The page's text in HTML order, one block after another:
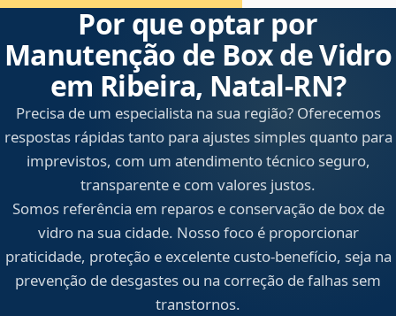
Por que optar por
Manutenção de Box de Vidro
em Ribeira, Natal‑RN?
Precisa de um especialista na sua região? Oferecemos
respostas rápidas tanto para ajustes simples quanto para
imprevistos, com um atendimento técnico seguro,
transparente e com valores justos.
Somos referência em reparos e conservação de box de
vidro na sua cidade. Nosso foco é proporcionar
praticidade, proteção e excelente custo-benefício, seja na
prevenção de desgastes ou na correção de falhas sem
transtornos.